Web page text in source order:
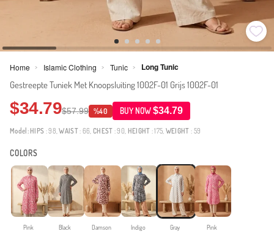
Home > Islamic Clothing > Tunic > Long Tunic
Gestreepte Tuniek Met Knoopsluiting 1002F-01 Grijs 1002F-01
$34.79$57.99 %40 BUY NOW$34.79
Model: HIPS : 98,WAIST: 66,CHEST : 90, HEIGHT : 175, WEIGHT : 59
COLORS
Pink Black Damson Indigo Gray Pink